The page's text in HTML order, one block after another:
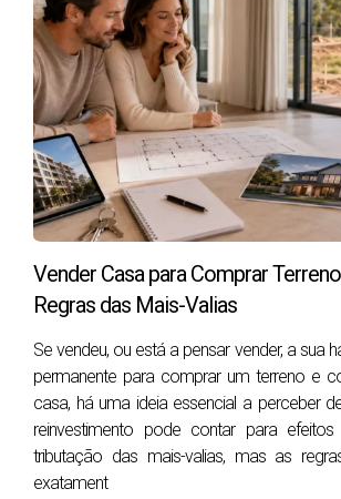
Problema oculto Impacto
Infiltrações 3.000€ –
Instalação elétrica antiga 2.000€ –
Problemas estruturais 10.000€ –
Humidade crónica até -20%
custar milhares de euros.
Descarregue o nosso checklist
e compre com segurança.
Download gratuito do Guia de
O que verificar durante uma
Vender Casa para Comprar
Regras das Mais-Valias
Se vendeu, ou está a pensar vender, a sua
permanente para comprar um terreno e
casa, há uma ideia essencial a perceber
reinvestimento pode contar para
tributação das mais-valias, mas as
exatament